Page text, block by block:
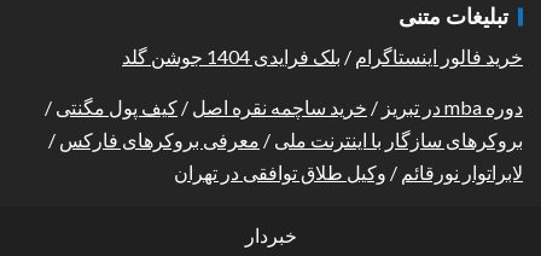
تبلیغات متنی
خرید فالور اینستاگرام / بلک فرایدی 1404 جوشن گلد
دوره mba در تبریز / خرید ساچمه نقره اصل / کیف پول مگنتی /
بروکرهای سازگار با اینترنت ملی / معرفی بروکرهای فارکس /
لابراتوار نورقائم / وکیل طلاق توافقی در تهران
خبردار